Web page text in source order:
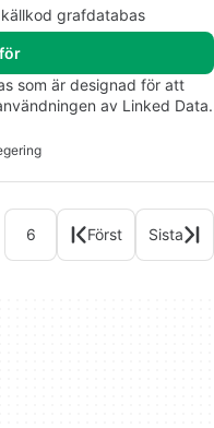
grafdatabas
som är designad för att
av Linked Data.
6 Först Sista